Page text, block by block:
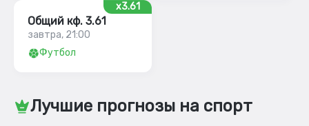
x3.61
Общий кф. 3.61
завтра, 21:00
Футбол
Лучшие прогнозы на спорт